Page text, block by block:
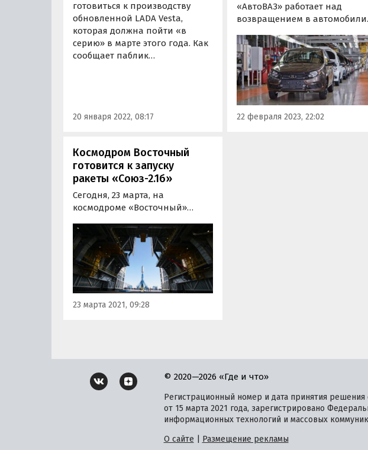
готовиться к производству
обновленной LADA Vesta,
которая должна пойти «в
серию» в марте этого года. Как
сообщает паблик
конвейере в…
20 января 2022, 08:17
«АвтоВАЗ» работает над
возвращением в автомобили
системы тормозов (ABS),
которая из-за санкций стала
недоступна для них с лета
года.
22 февраля 2023, 22:02
Космодром Восточный
готовится к запуску
ракеты «Союз-2.1б»
Сегодня, 23 марта, на
космодроме «Восточный»
подготовки к запуску ракеты
космического назначения
«Союз-2.1б» по программе
второго стартового дня. Об
этом портал «Где и Что» узнал
в пресс-службе Роскосмоса.
23 марта 2021, 09:28
© 2020—2026 «Где и что»
Регистрационный номер и дата принятия
от 15 марта 2021 года, зарегистрировано
информационных технологий и массовых
О сайте
Размещение рекламы